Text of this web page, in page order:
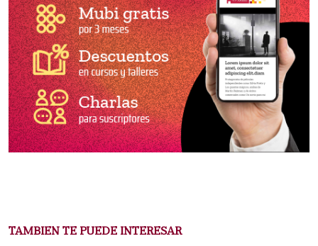
TAMBIEN TE PUEDE INTERESAR